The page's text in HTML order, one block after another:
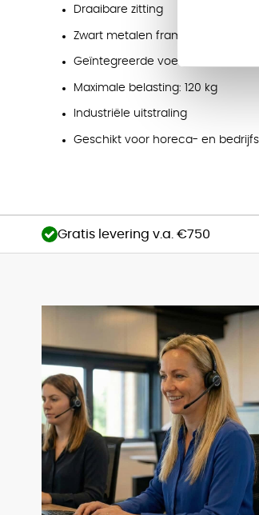
Draaibare zitting
Zwart metalen frame
Geïntegreerde voetensteun
Maximale belasting: 120 kg
Industriële uitstraling
Geschikt voor horeca- en
Gratis levering v.a. €750